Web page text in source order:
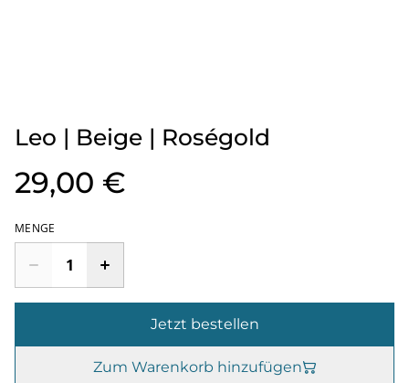
Leo | Beige | Roségold
29,00 €
MENGE
Jetzt bestellen
Zum Warenkorb hinzufügen